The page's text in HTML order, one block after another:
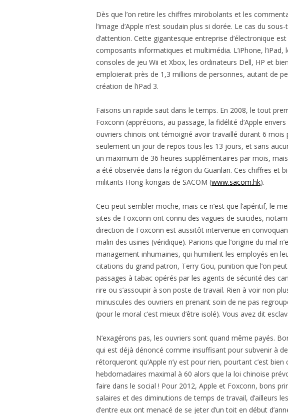
Dès que l’on retire les chiffres mirobolants et les
l’image d’Apple n’est soudain plus si dorée. Le cas du
d’attention. Cette gigantesque entreprise d’électronique
composants informatiques et multimédia. L’iPhone,
consoles de jeu Wii et Xbox, les ordinateurs Dell, HP et
emploierait près de 1,3 millions de personnes, autant de
création de l’iPad 3.
Faisons un rapide saut dans le temps. En 2008, le tout
Foxconn (apprécions, au passage, la fidélité d’Apple
ouvriers chinois ont témoigné avoir travaillé durant 6 mois
seulement un jour de repos tous les 13 jours, et sans
un maximum de 36 heures supplémentaires par mois,
a été observée dans la région du Guanlan. Ces chiffres et
militants Hong-kongais de SACOM (www.sacom.hk).
Ceci peut sembler moche, mais ce n’est que l’apéritif, le
sites de Foxconn ont connu des vagues de suicides,
direction de Foxconn est aussitôt intervenue en
malin des usines (véridique). Parions que l’origine du mal
management inhumaines, qui humilient les employés en
citations du grand patron, Terry Gou, punition que l’on
passages à tabac opérés par les agents de sécurité des
rire ou s’assoupir à son poste de travail. Rien à voir non
minuscules des ouvriers en prenant soin de ne pas
(pour le moral c’est mieux d’être isolé). Vous avez dit
N’exagérons pas, les ouvriers sont quand même payés.
qui est déjà dénoncé comme insuffisant pour subvenir à
rétorqueront qu’Apple n’y est pour rien, pourtant c’est
hebdomadaires maximal à 60 alors que la loi chinoise
faire dans le social ! Pour 2012, Apple et Foxconn, bons
salaires et des diminutions de temps de travail, d’ailleurs
d’entre eux ont menacé de se jeter d’un toit en début